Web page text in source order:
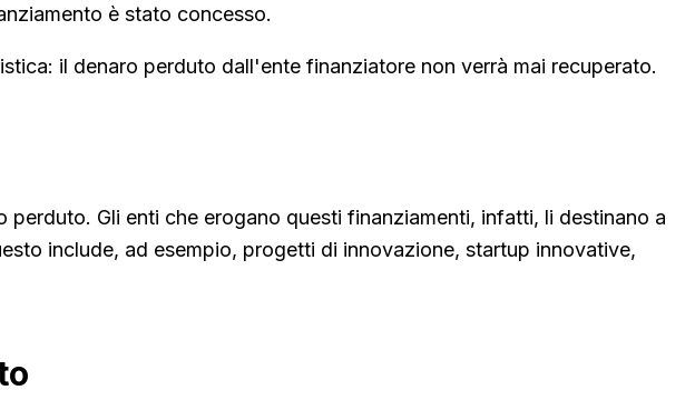
è stato concesso.
il denaro perduto dall'ente finanziatore non verrà mai recuperato.
Gli enti che erogano questi finanziamenti, infatti, li destinano a
include, ad esempio, progetti di innovazione, startup innovative,